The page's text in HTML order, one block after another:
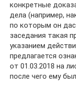
конкретные
дела (например,
по которым он
заседания такая
указанием
предлагается
от 01.03.2018 на
после чего ему